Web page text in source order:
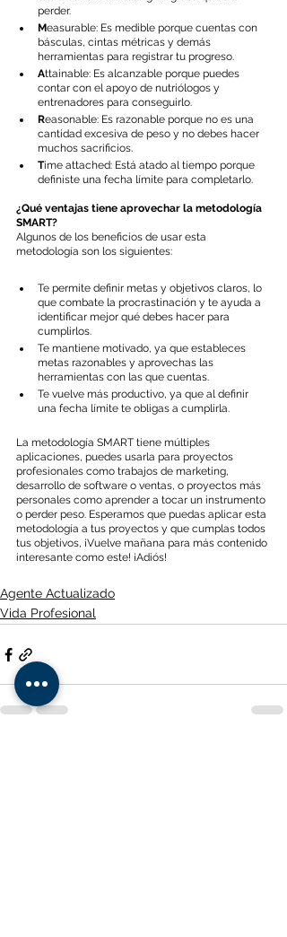
perder.
Measurable: Es medible porque cuentas con
básculas, cintas métricas y demás
herramientas para registrar tu progreso.
Attainable: Es alcanzable porque puedes
contar con el apoyo de nutriólogos y
entrenadores para conseguirlo.
Reasonable: Es razonable porque no es una
cantidad excesiva de peso y no debes hacer
muchos sacrificios.
Time attached: Está atado al tiempo porque
definiste una fecha límite para completarlo.
¿Qué ventajas tiene aprovechar la metodología
SMART?
Algunos de los beneficios de usar esta
metodología son los siguientes:
Te permite definir metas y objetivos claros, lo
que combate la procrastinación y te ayuda a
identificar mejor qué debes hacer para
cumplirlos.
Te mantiene motivado, ya que estableces
metas razonables y aprovechas las
herramientas con las que cuentas.
Te vuelve más productivo, ya que al definir
una fecha límite te obligas a cumplirla.
La metodología SMART tiene múltiples
aplicaciones, puedes usarla para proyectos
profesionales como trabajos de marketing,
desarrollo de software o ventas, o proyectos más
personales como aprender a tocar un instrumento
o perder peso. Esperamos que puedas aplicar esta
metodología a tus proyectos y que cumplas todos
tus objetivos, ¡Vuelve mañana para más contenido
interesante como este! ¡Adiós!
Agente Actualizado
Vida Profesional